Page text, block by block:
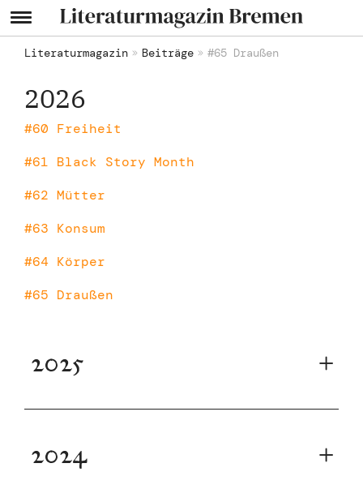
Literaturmagazin Beiträge #65 Draußen
2026
#60 Freiheit
#61 Black Story Month
#62 Mütter
#63 Konsum
#64 Körper
#65 Draußen
2025
2024